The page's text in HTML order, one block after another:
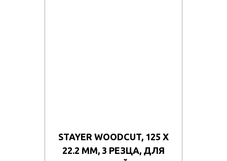
STAYER WOODCUT, 125 Х
22.2 ММ, 3 РЕЗЦА, ДЛЯ